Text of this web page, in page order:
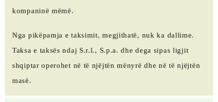
kompaninë mëmë.
Nga pikëpamja e taksimit, megjithatë, nuk ka dallime.
Taksa e taksës ndaj S.r.l., S.p.a. dhe dega sipas ligjit
shqiptar operohet në të njëjtën mënyrë dhe në të njëjtën
masë.